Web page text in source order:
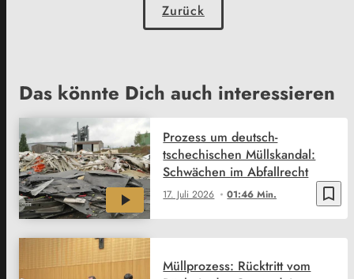
Zurück
Das könnte Dich auch interessieren
bookmark_border
17. Juli 2026 01:46 Min.
Prozess um deutsch-
tschechischen Müllskandal:
Schwächen im Abfallrecht
Müllprozess: Rücktritt vom